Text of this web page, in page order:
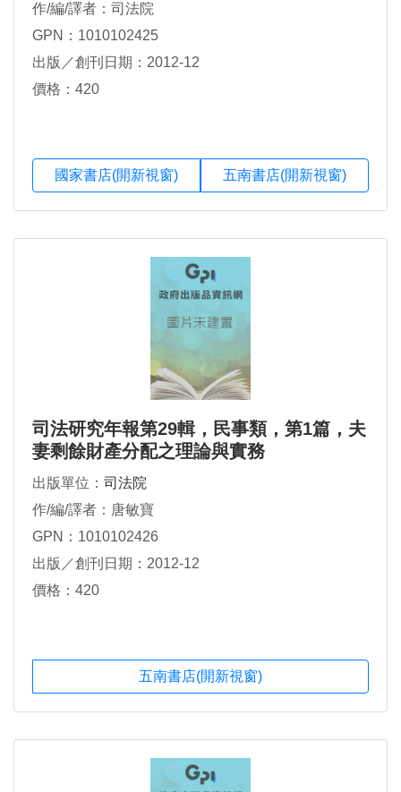
作/編/譯者：司法院
GPN：1010102425
出版／創刊日期：2012-12
價格：420
國家書店(開新視窗) 五南書店(開新視窗)
司法研究年報第29輯，民事類，第1篇，夫
妻剩餘財產分配之理論與實務
出版單位： 司法院
作/編/譯者：唐敏寶
GPN：1010102426
出版／創刊日期：2012-12
價格：420
五南書店(開新視窗)